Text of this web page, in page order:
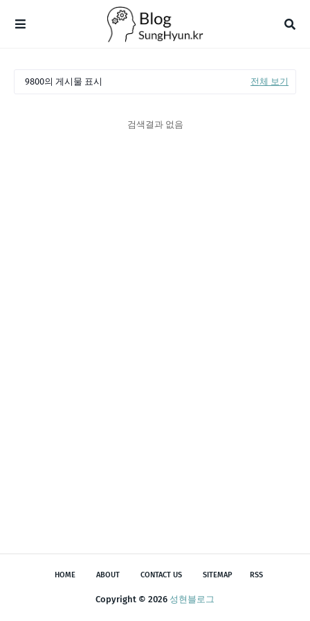
9800의 게시물 표시 전체 보기
검색결과 없음
HOME ABOUT CONTACT US SITEMAP RSS
Copyright © 2026 성현블로그